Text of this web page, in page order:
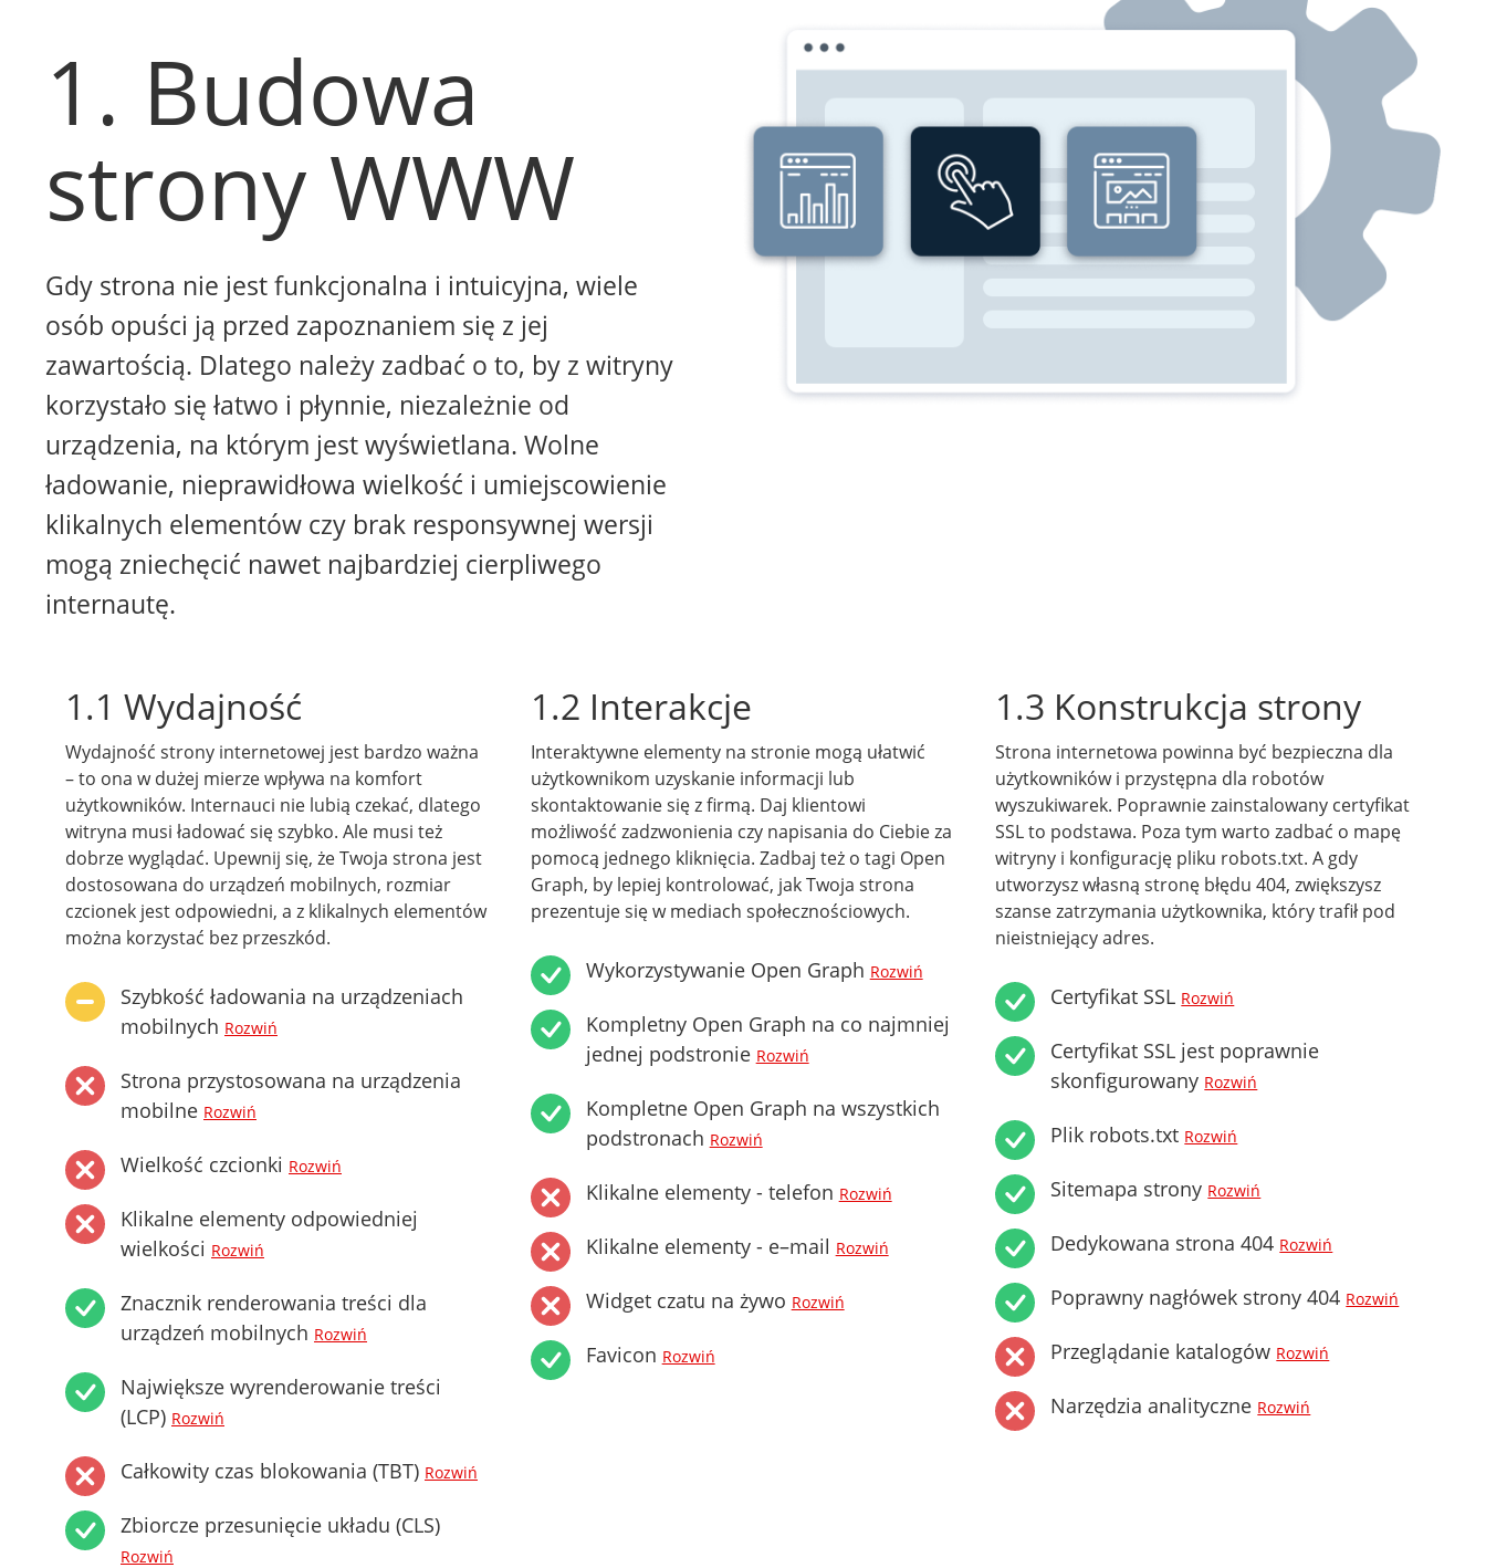
1. Budowa
strony WWW
Gdy strona nie jest funkcjonalna i intuicyjna, wiele
osób opuści ją przed zapoznaniem się z jej
zawartością. Dlatego należy zadbać o to, by z witryny
korzystało się łatwo i płynnie, niezależnie od
urządzenia, na którym jest wyświetlana. Wolne
ładowanie, nieprawidłowa wielkość i umiejscowienie
klikalnych elementów czy brak responsywnej wersji
mogą zniechęcić nawet najbardziej cierpliwego
internautę.
1.1 Wydajność
Wydajność strony internetowej jest bardzo ważna
– to ona w dużej mierze wpływa na komfort
użytkowników. Internauci nie lubią czekać, dlatego
witryna musi ładować się szybko. Ale musi też
dobrze wyglądać. Upewnij się, że Twoja strona jest
dostosowana do urządzeń mobilnych, rozmiar
czcionek jest odpowiedni, a z klikalnych elementów
można korzystać bez przeszkód.
Szybkość ładowania na urządzeniach
mobilnych Rozwiń
Strona przystosowana na urządzenia
mobilne Rozwiń
Wielkość czcionki Rozwiń
Klikalne elementy odpowiedniej
wielkości Rozwiń
Znacznik renderowania treści dla
urządzeń mobilnych Rozwiń
Największe wyrenderowanie treści
(LCP) Rozwiń
Całkowity czas blokowania (TBT) Rozwiń
Zbiorcze przesunięcie układu (CLS)
Rozwiń
1.2 Interakcje
Interaktywne elementy na stronie mogą ułatwić
użytkownikom uzyskanie informacji lub
skontaktowanie się z firmą. Daj klientowi
możliwość zadzwonienia czy napisania do Ciebie za
pomocą jednego kliknięcia. Zadbaj też o tagi Open
Graph, by lepiej kontrolować, jak Twoja strona
prezentuje się w mediach społecznościowych.
Wykorzystywanie Open Graph Rozwiń
Kompletny Open Graph na co najmniej
jednej podstronie Rozwiń
Kompletne Open Graph na wszystkich
podstronach Rozwiń
Klikalne elementy - telefon Rozwiń
Klikalne elementy - e–mail Rozwiń
Widget czatu na żywo Rozwiń
Favicon Rozwiń
1.3 Konstrukcja strony
Strona internetowa powinna być bezpieczna dla
użytkowników i przystępna dla robotów
wyszukiwarek. Poprawnie zainstalowany certyfikat
SSL to podstawa. Poza tym warto zadbać o mapę
witryny i konfigurację pliku robots.txt. A gdy
utworzysz własną stronę błędu 404, zwiększysz
szanse zatrzymania użytkownika, który trafił pod
nieistniejący adres.
Certyfikat SSL Rozwiń
Certyfikat SSL jest poprawnie
skonfigurowany Rozwiń
Plik robots.txt Rozwiń
Sitemapa strony Rozwiń
Dedykowana strona 404 Rozwiń
Poprawny nagłówek strony 404 Rozwiń
Przeglądanie katalogów Rozwiń
Narzędzia analityczne Rozwiń